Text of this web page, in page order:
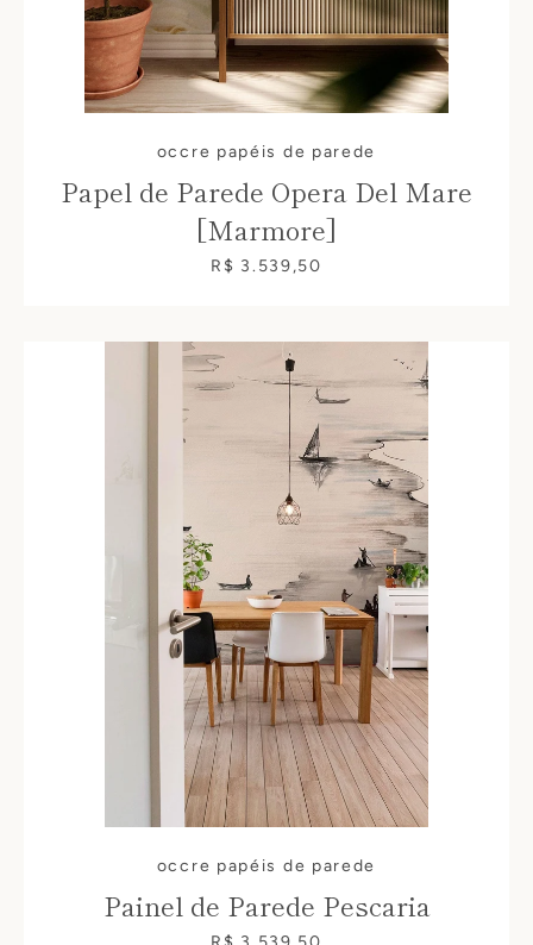
occre papéis de parede
Papel de Parede Opera Del Mare
[Marmore]
R$ 3.539,50
occre papéis de parede
Painel de Parede Pescaria